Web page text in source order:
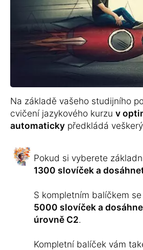
Na základě vašeho studijního
cvičení jazykového kurzu v
automaticky předkládá
Pokud si vyberete
1300 slovíček a
S kompletním balíčkem
5000 slovíček a
úrovně C2.
Kompletní balíček vám